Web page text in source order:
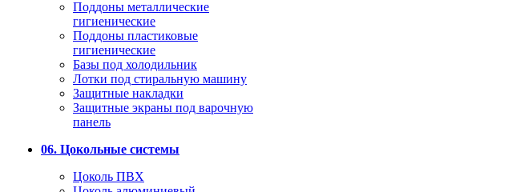
Поддоны металлические
гигиенические
Поддоны пластиковые
гигиенические
Базы под холодильник
Лотки под стиральную машину
Защитные накладки
Защитные экраны под варочную
панель
06. Цокольные системы
Цоколь ПВХ